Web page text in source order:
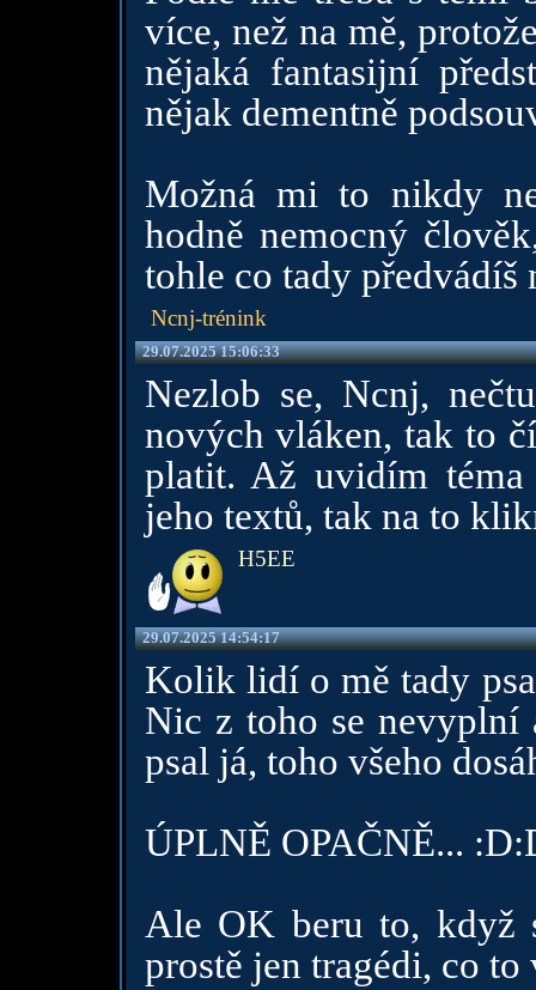
více, než na mě,
nějaká fantasijní
nějak dementně
Možná mi to nikdy
hodně nemocný
tohle co tady
Ncnj-trénink
29.07.2025 15:06:33
Nezlob se, Ncnj,
nových vláken, tak to
platit. Až uvidím
jeho textů, tak na to
H5EE
29.07.2025 14:54:17
Kolik lidí o mě tady
Nic z toho se nevyplní
psal já, toho všeho
ÚPLNĚ OPAČNĚ...
Ale OK beru to, když
prostě jen tragédi, co to